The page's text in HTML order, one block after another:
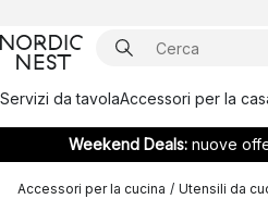
Servizi da tavolaAccessori per la
Weekend Deals: nuove
Accessori per la cucina / Utensili da